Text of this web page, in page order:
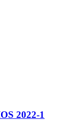
2022-1